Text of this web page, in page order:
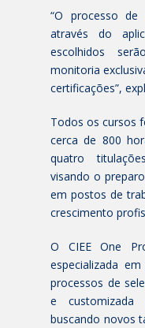
“O processo de
através do
escolhidos
monitoria
certificações”,
Todos os cursos
cerca de 800
quatro
visando o
em postos de
crescimento
O CIEE One
especializada
processos de
e customizada
buscando novos